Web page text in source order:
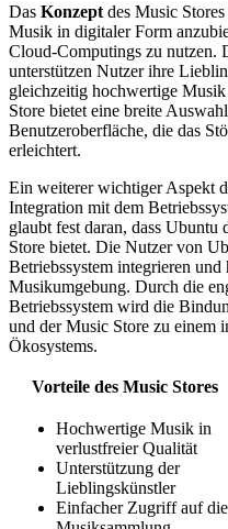
Das Konzept des Music
Musik in digitaler Form
Cloud-Computings zu nutzen.
unterstützen Nutzer ihre
gleichzeitig hochwertige
Store bietet eine breite
Benutzeroberfläche, die das
erleichtert.
Ein weiterer wichtiger Aspekt
Integration mit dem
glaubt fest daran, dass
Store bietet. Die Nutzer von
Betriebssystem integrieren und
Musikumgebung. Durch die
Betriebssystem wird die
und der Music Store zu einem
Ökosystems.
Vorteile des Music Stores
Hochwertige Musik in
verlustfreier Qualität
Unterstützung der
Lieblingskünstler
Einfacher Zugriff auf die